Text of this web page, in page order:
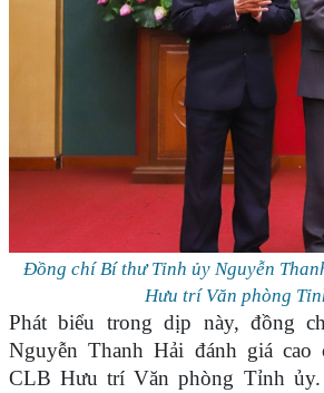
Đồng chí Bí thư Tỉnh ủy Nguyễn
Hưu trí Văn phòng
Phát biểu trong dịp này, đồng
Nguyễn Thanh Hải đánh giá cao
CLB Hưu trí Văn phòng Tỉnh